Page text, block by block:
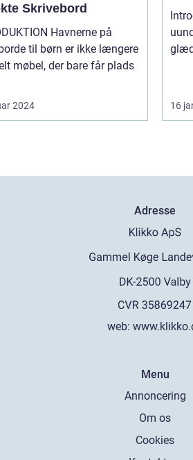
Skrivebord
Havnerne på
til børn er ikke længere
møbel, der bare får plads
2024 16
Adresse
web:
Menu
Annoncering
Om os
Cookies